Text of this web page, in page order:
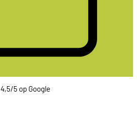
4,5/5 op Google